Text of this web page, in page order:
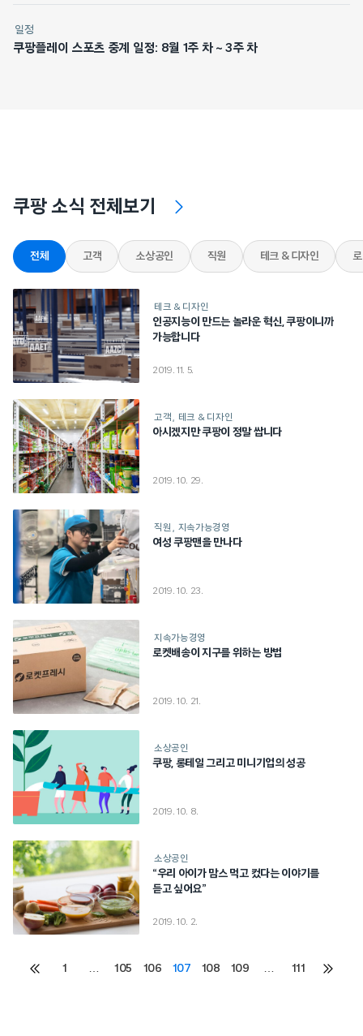
일정
쿠팡플레이 스포츠 중계 일정: 8월 1주 차 ~ 3주 차
쿠팡 소식 전체보기
전체 고객 소상공인 직원 테크 & 디자인
테크 & 디자인
인공지능이 만드는 놀라운 혁신, 쿠팡이니까
가능합니다
2019. 11. 5.
고객 테크 & 디자인
아시겠지만 쿠팡이 정말 쌉니다
2019. 10. 29.
직원 지속가능경영
여성 쿠팡맨을 만나다
2019. 10. 23.
지속가능경영
로켓배송이 지구를 위하는 방법
2019. 10. 21.
소상공인
쿠팡, 롱테일 그리고 미니기업의 성공
2019. 10. 8.
소상공인
“우리 아이가 맘스 먹고 컸다는 이야기를
듣고 싶어요”
2019. 10. 2.
Posts
이전
1 … 105 106 107 108 109 … 111
다음